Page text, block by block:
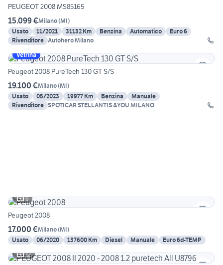
PEUGEOT 2008 MS85165
15.099 €Milano(MI)
Usato
11/2021 31132 Km Benzina Automatico
Euro 6
Rivenditore Autohero Milano
Vetrina
Peugeot 2008 PureTech 130 GT S/S
19.100 €Milano(MI)
Usato
05/2023 19977 Km Benzina
Manuale
Rivenditore SPOTICAR STELLANTIS &YOU MILANO
6
Peugeot 2008
17.000 €Milano(MI)
Usato
06/2020 137600 Km Diesel Manuale
Euro 6d-TEMP
12